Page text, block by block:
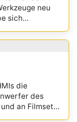
neu
sich
die
des
an Filmsets